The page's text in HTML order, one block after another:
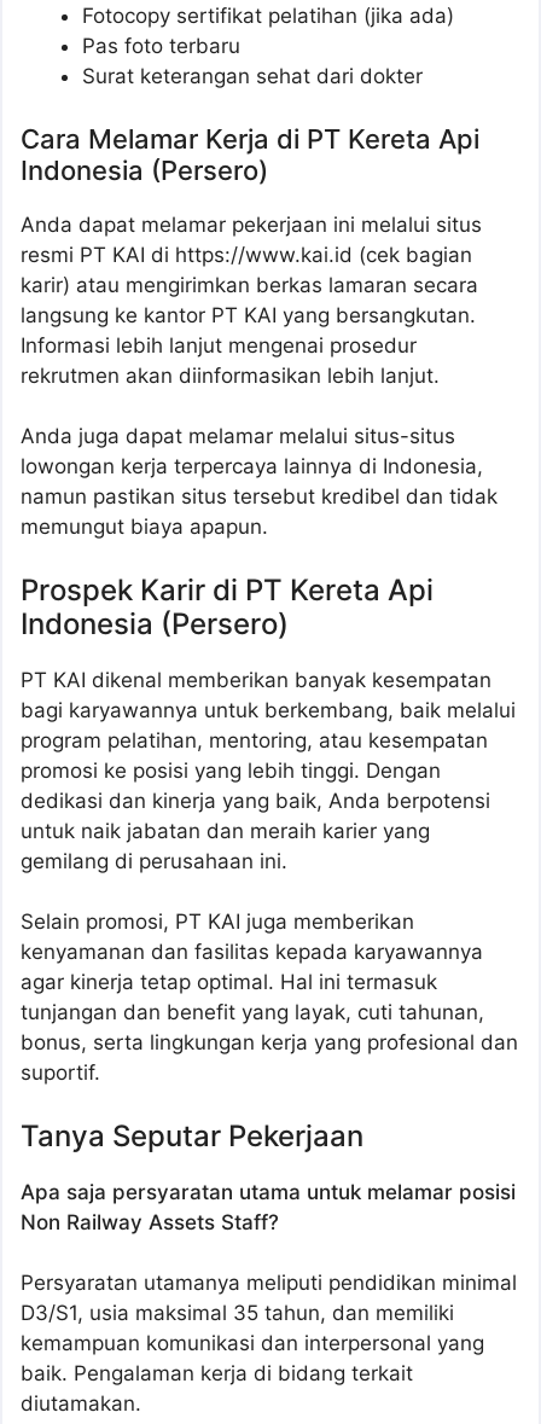
Fotocopy sertifikat pelatihan (jika ada)
Pas foto terbaru
Surat keterangan sehat dari dokter
Cara Melamar Kerja di PT Kereta Api
Indonesia (Persero)
Anda dapat melamar pekerjaan ini melalui situs
resmi PT KAI di https://www.kai.id (cek bagian
karir) atau mengirimkan berkas lamaran secara
langsung ke kantor PT KAI yang bersangkutan.
Informasi lebih lanjut mengenai prosedur
rekrutmen akan diinformasikan lebih lanjut.
Anda juga dapat melamar melalui situs-situs
lowongan kerja terpercaya lainnya di Indonesia,
namun pastikan situs tersebut kredibel dan tidak
memungut biaya apapun.
Prospek Karir di PT Kereta Api
Indonesia (Persero)
PT KAI dikenal memberikan banyak kesempatan
bagi karyawannya untuk berkembang, baik melalui
program pelatihan, mentoring, atau kesempatan
promosi ke posisi yang lebih tinggi. Dengan
dedikasi dan kinerja yang baik, Anda berpotensi
untuk naik jabatan dan meraih karier yang
gemilang di perusahaan ini.
Selain promosi, PT KAI juga memberikan
kenyamanan dan fasilitas kepada karyawannya
agar kinerja tetap optimal. Hal ini termasuk
tunjangan dan benefit yang layak, cuti tahunan,
bonus, serta lingkungan kerja yang profesional dan
suportif.
Tanya Seputar Pekerjaan
Apa saja persyaratan utama untuk melamar posisi
Non Railway Assets Staff?
Persyaratan utamanya meliputi pendidikan minimal
D3/S1, usia maksimal 35 tahun, dan memiliki
kemampuan komunikasi dan interpersonal yang
baik. Pengalaman kerja di bidang terkait
diutamakan.